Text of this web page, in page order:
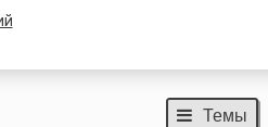
Темы